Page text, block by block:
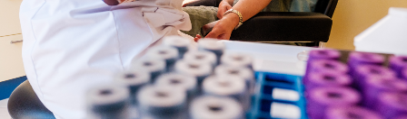
Praktijkinformatie
Veel gestelde vragen